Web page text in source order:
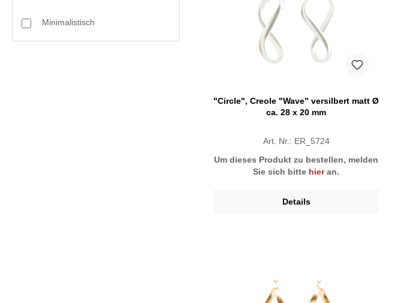
Minimalistisch
"Circle", Creole "Wave" versilbert matt Ø
ca. 28 x 20 mm
Art. Nr.: ER_5724
Um dieses Produkt zu bestellen, melden
Sie sich bitte hieran.
Details